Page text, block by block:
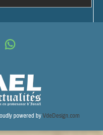
powered byVdeDesign.com